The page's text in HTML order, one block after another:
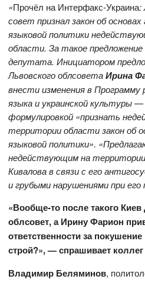
«Прочёл на Интерфакс-Украина:
совет признал закон об
языковой политики
области. За такое предложение
депутата. Инициатором
Львовского облсоветаИрина
внести изменения в Программу
языка и украинской культуры
формулировкой «признать
территории области закон об
языковой политики».
недействующим на территории
Кивалова в связи с его
и грубыми нарушениями при
«Вообще-то после такого
облсовет, а Ирину Фарион
ответственности за
строй?», — спрашивает коллег
Владимир Беляминов,